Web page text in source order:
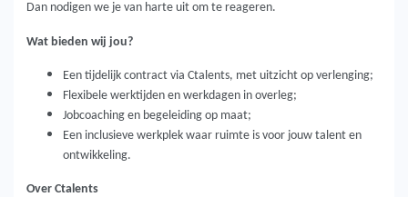
Dan nodigen we je van harte uit om te reageren.
Wat bieden wij jou?
Een tijdelijk contract via Ctalents, met uitzicht op verlenging;
Flexibele werktijden en werkdagen in overleg;
Jobcoaching en begeleiding op maat;
Een inclusieve werkplek waar ruimte is voor jouw talent en
ontwikkeling.
Over Ctalents